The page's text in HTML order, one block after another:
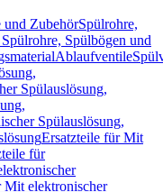
und ZubehörSpülrohre,
Spülbögen und
Ablaufventile
Spülauslösung,
Spülauslösung,
Ersatzteile für Mit
für
Mit elektronischer